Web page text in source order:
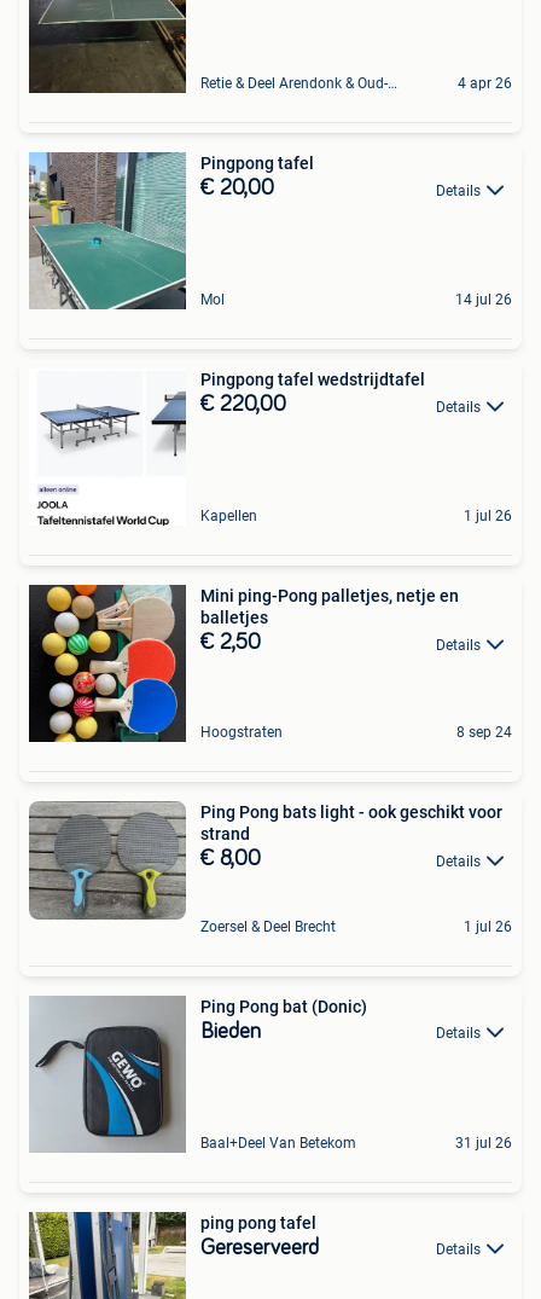
Retie & Deel Arendonk & Oud-Turnhout 4 apr 26
Pingpong tafel
€ 20,00 Details
Mol 14 jul 26
Pingpong tafel wedstrijdtafel
€ 220,00 Details
Kapellen 1 jul 26
Mini ping-Pong palletjes, netje en
balletjes
€ 2,50 Details
Hoogstraten 8 sep 24
Ping Pong bats light - ook geschikt voor
strand
€ 8,00 Details
Zoersel & Deel Brecht 1 jul 26
Ping Pong bat (Donic)
Bieden Details
Baal+Deel Van Betekom 31 jul 26
ping pong tafel
Gereserveerd Details